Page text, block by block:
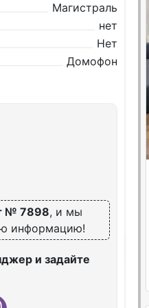
Магистраль
нет
Нет
Домофон
№ 7898, и мы
информацию!
и задайте